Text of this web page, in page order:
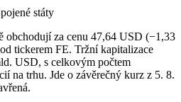
státy
obchodují za cenu 47,64 USD (−1,33
tickerem FE. Tržní kapitalizace
USD, s celkovým počtem
na trhu. Jde o závěrečný kurz z 5. 8.